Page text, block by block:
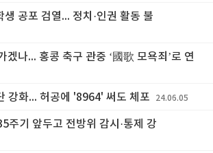
공포 검열... 정치·인권 활동 불
겠나... 홍콩 축구 관중 ‘國歌 모욕죄’로 연
강화... 허공에 '8964' 써도 체포 24.06.05
주기 앞두고 전방위 감시·통제 강